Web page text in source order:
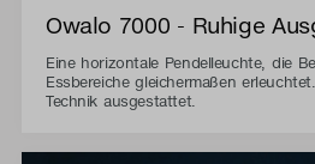
Owalo 7000 - Ruhige
Eine horizontale Pendelleuchte, die
Essbereiche gleichermaßen
Technik ausgestattet.